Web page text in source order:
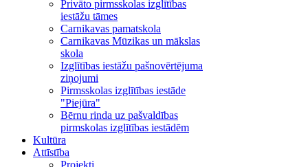
Privāto pirmsskolas izglītības
iestāžu tāmes
Carnikavas pamatskola
Carnikavas Mūzikas un mākslas
skola
Izglītības iestāžu pašnovērtējuma
ziņojumi
Pirmsskolas izglītības iestāde
"Piejūra"
Bērnu rinda uz pašvaldības
pirmskolas izglītības iestādēm
Kultūra
Attīstība